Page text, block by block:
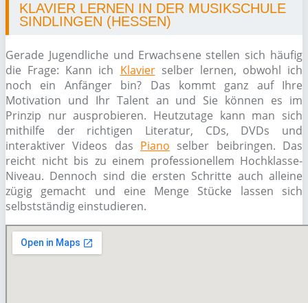
KLAVIER LERNEN IN DER MUSIKSCHULE
SINDLINGEN (HESSEN)
Gerade Jugendliche und Erwachsene stellen sich häufig
die Frage: Kann ich Klavierselber lernen, obwohl ich
noch ein Anfänger bin? Das kommt ganz auf Ihre
Motivation und Ihr Talent an und Sie können es im
Prinzip nur ausprobieren. Heutzutage kann man sich
mithilfe der richtigen Literatur, CDs, DVDs und
interaktiver Videos das Piano selber beibringen. Das
reicht nicht bis zu einem professionellem Hochklasse-
Niveau. Dennoch sind die ersten Schritte auch alleine
zügig gemacht und eine Menge Stücke lassen sich
selbstständig einstudieren.